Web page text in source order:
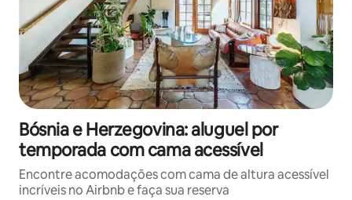
Bósnia e Herzegovina: aluguel por
temporada com cama acessível
Encontre acomodações com cama de altura acessível
incríveis no Airbnb e faça sua reserva